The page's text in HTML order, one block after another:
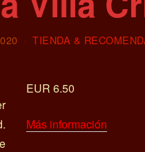
TIENDA &
EUR 6.50
Más información